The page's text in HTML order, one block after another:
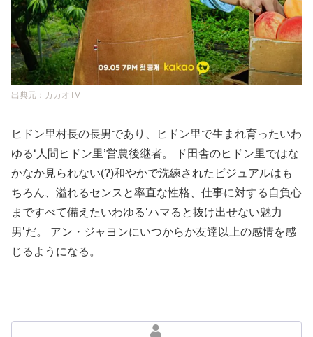
出典元：カカオTV
ヒドン里村長の長男であり、ヒドン里で生まれ育ったいわ
ゆる‘人間ヒドン里’営農後継者。 ド田舎のヒドン里ではな
かなか見られない(?)和やかで洗練されたビジュアルはも
ちろん、溢れるセンスと率直な性格、仕事に対する自負心
まですべて備えたいわゆる‘ハマると抜け出せない魅力
男’だ。 アン・ジャヨンにいつからか友達以上の感情を感
じるようになる。